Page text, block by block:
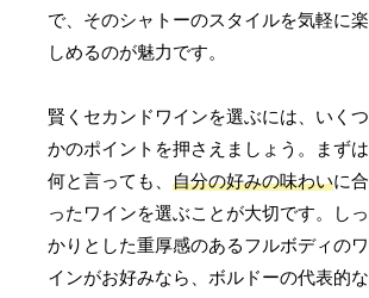
で、そのシャトーのスタイルを気軽に楽
しめるのが魅力です。
賢くセカンドワインを選ぶには、いくつ
かのポイントを押さえましょう。まずは
何と言っても、自分の好みの味わいに合
ったワインを選ぶことが大切です。しっ
かりとした重厚感のあるフルボディのワ
インがお好みなら、ボルドーの代表的な